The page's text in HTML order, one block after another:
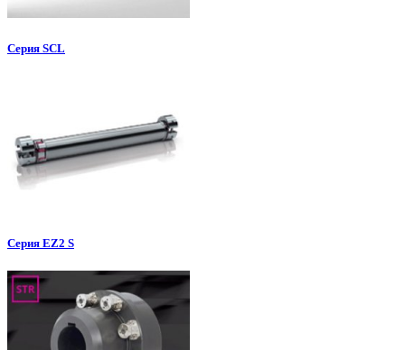
Серия SCL
Серия EZ2 S